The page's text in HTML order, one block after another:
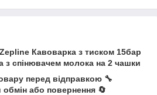
Кавоварка з тиском 15бар
спінювачем молока на 2 чашки
перед відправкою 🔧
обмін або повернення 🔄